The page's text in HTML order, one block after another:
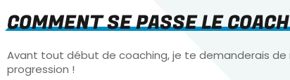
COMMENT SE PASSE LE
Avant tout début de coaching, je te demanderais de
progression !